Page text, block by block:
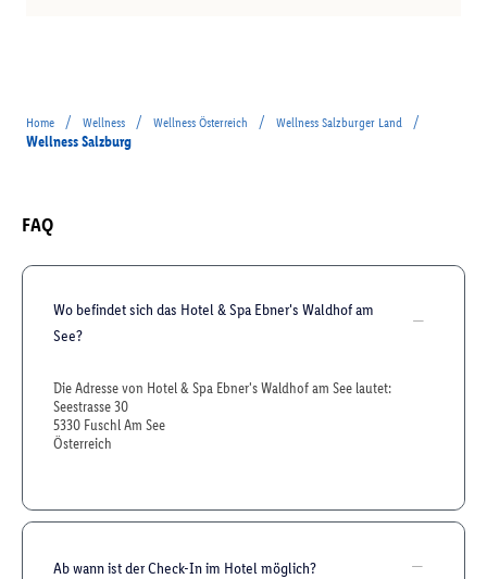
Home / Wellness / Wellness Österreich / Wellness Salzburger Land
/
Wellness Salzburg
FAQ
Wo befindet sich das Hotel & Spa Ebner's Waldhof am
See?
Die Adresse von Hotel & Spa Ebner's Waldhof am See lautet:
Seestrasse 30
5330 Fuschl Am See
Österreich
Ab wann ist der Check-In im Hotel möglich?